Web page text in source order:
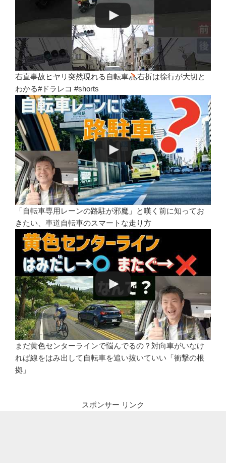
右直事故ヒヤリ突然現れる自転車
右折は徐行が大切と
わかる#ドラレコ #shorts
「自転車専用レーンの路駐が邪魔」と嘆く前に知ってお
きたい、車道自転車のスマートな走り方
まだ黄色センターラインで悩んでるの？対向車がいなけ
れば線をはみ出して自転車を追い抜いていい「衝撃の根
拠」
スポンサー リンク